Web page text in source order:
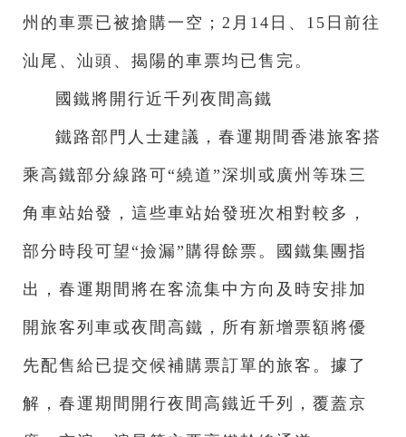
州的車票已被搶購一空；2月14日、15日前往
汕尾、汕頭、揭陽的車票均已售完。
國鐵將開行近千列夜間高鐵
鐵路部門人士建議，春運期間香港旅客搭
乘高鐵部分線路可“繞道”深圳或廣州等珠三
角車站始發，這些車站始發班次相對較多，
部分時段可望“撿漏”購得餘票。國鐵集團指
出，春運期間將在客流集中方向及時安排加
開旅客列車或夜間高鐵，所有新增票額將優
先配售給已提交候補購票訂單的旅客。據了
解，春運期間開行夜間高鐵近千列，覆蓋京